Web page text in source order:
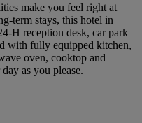
make you feel right at
term stays, this hotel in
H reception desk, car park
with fully equipped kitchen,
oven, cooktop and
as you please.